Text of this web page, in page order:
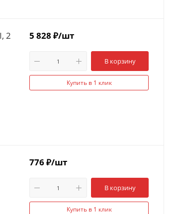
2
5 828 ₽/шт
В корзину
Купить в 1 клик
776₽/шт
В корзину
Купить в 1 клик